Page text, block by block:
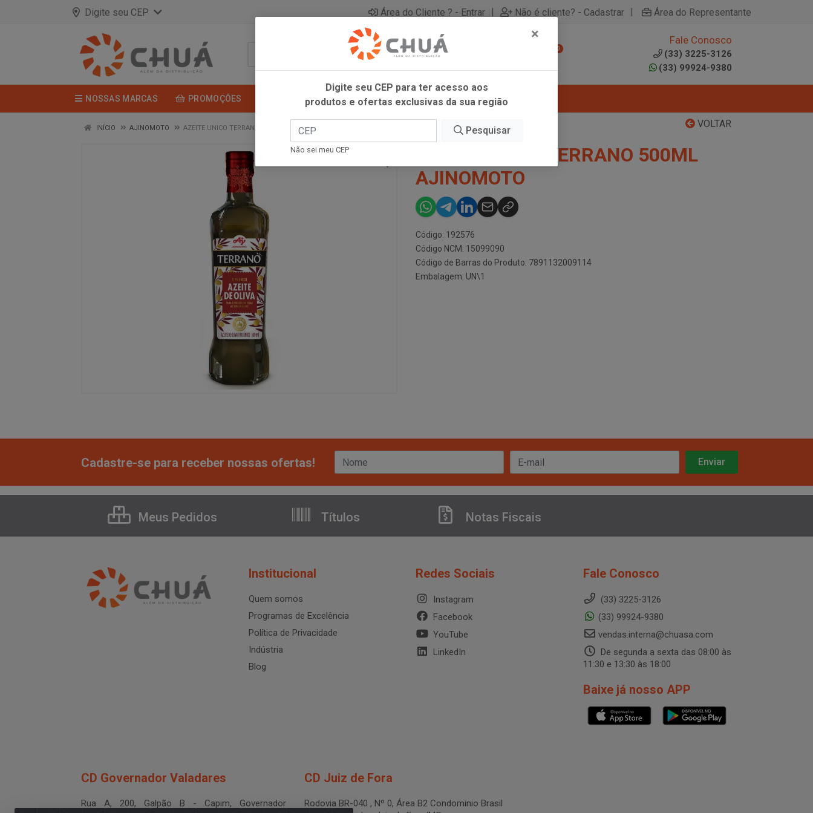
Digite seu CEP Área do Cliente ? - Entrar | Não é cliente? - Cadastrar | Área do Representante
0
Fale Conosco
(33) 3225-3126
(33) 99924-9380
NOSSAS MARCAS PROMOÇÕES
VOLTAR
INÍCIO AJINOMOTO AZEITE UNICO TERRANO 500ML AJINOMOTO
AZEITE UNICO TERRANO 500ML
AJINOMOTO
Código: 192576
Código NCM: 15099090
Código de Barras do Produto: 7891132009114
Embalagem: UN\1
Cadastre-se para receber nossas ofertas!
Meus Pedidos Títulos Notas Fiscais
Institucional
Quem somos
Programas de Excelência
Política de Privacidade
Indústria
Blog
Redes Sociais
Instagram
Facebook
YouTube
LinkedIn
Fale Conosco
(33) 3225-3126
(33) 99924-9380
vendas.interna@chuasa.com
De segunda a sexta das 08:00 às
11:30 e 13:30 às 18:00
Baixe já nosso APP
CD Governador Valadares
Rua A, 200, Galpão B - Capim, Governador
CD Juiz de Fora
Rodovia BR-040 , Nº 0, Área B2 Condominio Brasil
×
Digite seu CEP para ter acesso aos
produtos e ofertas exclusivas da sua região
Pesquisar
Não sei meu CEP